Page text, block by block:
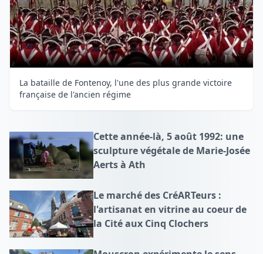
La bataille de Fontenoy, l'une des plus grande victoire
française de l'ancien régime
Cette année-là, 5 août 1992: une
sculpture végétale de Marie-Josée
Aerts à Ath
Le marché des CréARTeurs :
l'artisanat en vitrine au coeur de
la Cité aux Cinq Clochers